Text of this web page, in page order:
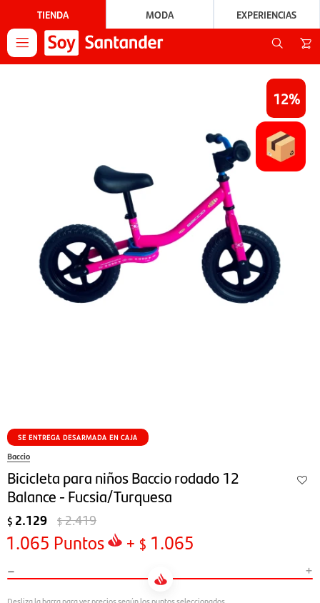
TIENDA MODA EXPERIENCIAS

12
SE ENTREGA DESARMADA EN CAJA
Baccio
Bicicleta para niños Baccio rodado 12
Balance - Fucsia/Turquesa
$ 2.129 $2.419
1.065 Puntos + $ 1.065
- +